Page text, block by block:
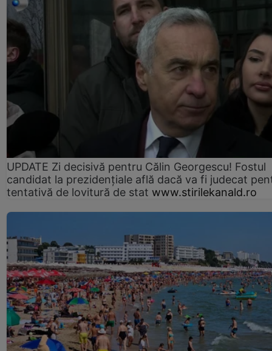
UPDATE Zi decisivă pentru Călin Georgescu! Fostul
candidat la prezidențiale află dacă va fi judecat
tentativă de lovitură de stat www.stirilekanald.ro